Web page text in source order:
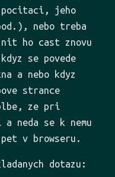
pocitaci, jeho
nebo treba
ho cast znovu
se povede
a nebo kdyz
strance
ze pri
neda se k nemu
v browseru.
dotazu: